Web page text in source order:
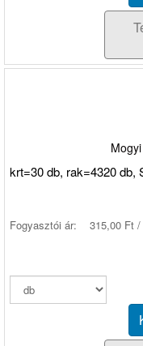
krt=30 db, rak=4320 db,
Fogyasztói ár: 315,00 Ft